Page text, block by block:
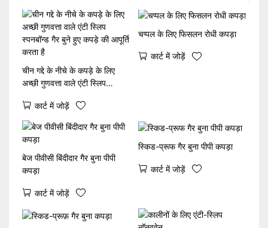
चीन गद्दे के नीचे के कपड़े के लिए
अच्छी गुणवत्ता वाले एंटी स्लिप
करता हैकार्ट में जोड़ें
चप्पल के लिए फिसलन रोधी कपड़ा
कार्ट में जोड़ें
बेज पीवीसी बिंदीदार गैर बुना पीपी
कपड़ा
कार्ट में जोड़ें
स्किड-प्रूफ गैर बुना पीपी कपड़ा
कार्ट में जोड़ें